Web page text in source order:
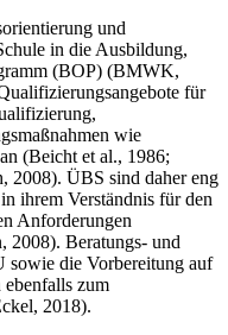
und
in die Ausbildung,
(BOP) (BMWK,
für
wie
(Beicht et al., 1986;
2008). ÜBS sind daher eng
ihrem Verständnis für den
Anforderungen
2008). Beratungs- und
sowie die Vorbereitung auf
zum
2018).